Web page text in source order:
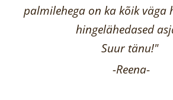
palmilehega on ka kõik väga
hingelähedased
Suur tänu!"
-Reena-